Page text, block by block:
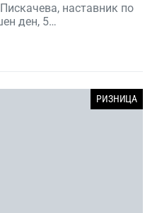
наставник по
ден, 5…
РИЗНИЦА